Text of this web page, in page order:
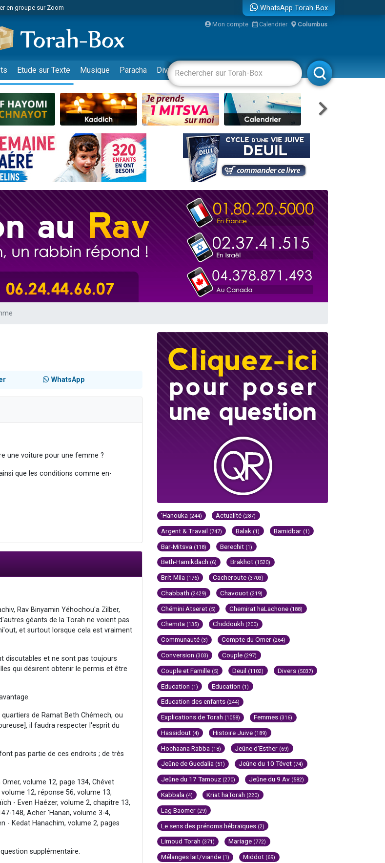
en groupe sur Zoom
sur WhatsApp
sur WhatsApp
un don pour Reloger Rivka, 6 enfants, victime de violences...
un don pour 1 Journée de Vacances Pour les Enfants
une bénédiction
sur WhatsApp
en groupe sur Zoom
sur WhatsApp
sur WhatsApp
un don pour 5 jours de vacances aux Orphelins
sur WhatsApp
une bénédiction
en groupe sur Zoom
Box Music
une bénédiction
WhatsApp Torah-Box
Mon compte Calendrier Columbus
Etude sur Texte Musique Paracha Divertissements Livres Rabbanim
WhatsApp
une voiture pour une femme ?
que les conditions comme en-
Rav Binyamin Yéhochou'a Zilber,
géants de la Torah ne voient pas
et surtout lorsque cela est vraiment
discutables et ne sont pas toujours
qui désirent obtenir le permis et être
de Ramat Beth Chémech, ou
il faudra respecter l'esprit du
pas partie de ces endroits ; de très
volume 12, page 134, Chévet
12, réponse 56, volume 13,
- Even Haézer, volume 2, chapitre 13,
148, Acher 'Hanan, volume 3-4,
- Kedat Hanachim, volume 2, pages
supplémentaire.
'Hanouka (244) Actualité (287)
Argent & Travail (747) Balak (1) Bamidbar (1)
Bar-Mitsva (118) Berechit (1)
Beth-Hamikdach (6) Brakhot (1520)
Brit-Mila (176) Cacheroute (3703)
Chabbath (2429) Chavouot (219)
Chémini Atseret (5) Chemirat haLachone (188)
Chemita (135) Chiddoukh (200)
Communauté (3) Compte du Omer (264)
Conversion (303) Couple (297)
Couple et Famille (5) Deuil (1102) Divers (5037)
Education (1) Education (1)
Education des enfants (244)
Explications de Torah (1058) Femmes (316)
Hassidout (4) Histoire Juive (189)
Hochaana Rabba (18) Jeûne d'Esther (69)
Jeûne de Guedalia (51) Jeûne du 10 Tévet (74)
Jeûne du 17 Tamouz (270) Jeûne du 9 Av (582)
Kabbala (4) Kriat haTorah (220)
Lag Baomer (29)
Le sens des prénoms hébraïques (2)
Limoud Torah (371) Mariage (772)
Mélanges lait/viande (1) Middot (69)